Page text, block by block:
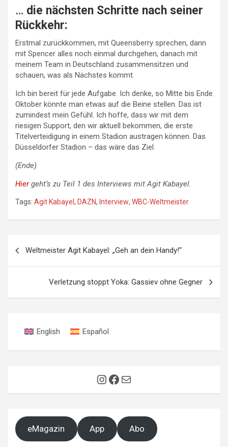
… die nächsten Schritte nach seiner
Rückkehr:
Erstmal zurückkommen, mit Queensberry sprechen, dann
mit Spencer alles noch einmal durchgehen, danach mit
meinem Team in Deutschland zusammensitzen und
schauen, was als Nächstes kommt.
Ich bin bereit für jede Aufgabe. Ich denke, so Mitte bis Ende
Oktober könnte man etwas auf die Beine stellen. Das ist
zumindest mein Gefühl. Ich hoffe, dass wir mit dem
riesigen Support, den wir aktuell bekommen, die erste
Titelverteidigung in einem Stadion austragen können. Das
Düsseldorfer Stadion – das wäre das Ziel.
(Ende)
Hiergeht’s zu Teil 1 des Interviews mit Agit Kabayel.
Tags: Agit Kabayel , DAZN, Interview, WBC-Weltmeister
Weltmeister Agit Kabayel: „Geh an dein Handy!“
Verletzung stoppt Yoka: Gassiev ohne Gegner
English Español
Instagram
Facebook
E-Mail
eMagazin App Abo